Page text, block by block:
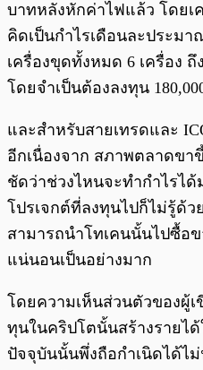
บาทหลังหักค่าไฟแล้ว โดยเ
คิดเป็นกำไรเดือนละประมา
เครื่องขุดทั้งหมด 6 เครื่อง ถึ
โดยจำเป็นต้องลงทุน
และสำหรับสายเทรดและ
อีกเนื่องจาก สภาพตลาดข
ชัดว่าช่วงไหนจะทำกำไรไ
โปรเจกต์ที่ลงทุนไปก็ไม่รู้ด้ว
สามารถนำโทเคนนั้นไปซื้อข
แน่นอนเป็นอย่างมาก
โดยความเห็นส่วนตัวของผู้เ
ทุนในคริปโตนั้นสร้างรายไ
ปัจจุบันนั้นพึ่งถือกำเนิดได้ไ